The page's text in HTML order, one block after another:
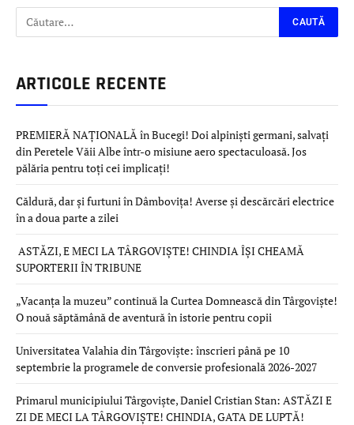
ARTICOLE RECENTE
PREMIERĂ NAȚIONALĂ în Bucegi! Doi alpiniști germani, salvați
din Peretele Văii Albe într-o misiune aero spectaculoasă. Jos
pălăria pentru toți cei implicați!
Căldură, dar și furtuni în Dâmbovița! Averse și descărcări electrice
în a doua parte a zilei
ASTĂZI, E MECI LA TÂRGOVIȘTE! CHINDIA ÎȘI CHEAMĂ
SUPORTERII ÎN TRIBUNE
„Vacanța la muzeu” continuă la Curtea Domnească din Târgoviște!
O nouă săptămână de aventură în istorie pentru copii
Universitatea Valahia din Târgoviște: înscrieri până pe 10
septembrie la programele de conversie profesională 2026-2027
Primarul municipiului Târgoviște, Daniel Cristian Stan: ASTĂZI E
ZI DE MECI LA TÂRGOVIȘTE! CHINDIA, GATA DE LUPTĂ!